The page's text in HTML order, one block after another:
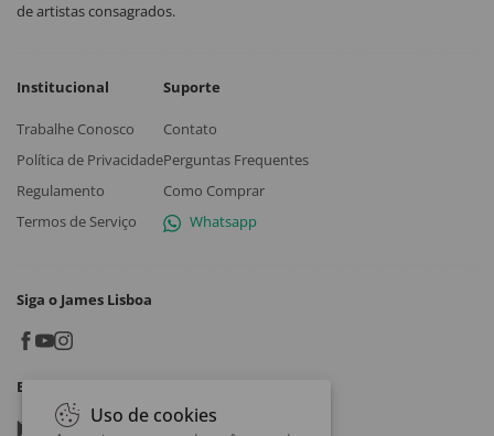
de artistas consagrados.
Institucional
Trabalhe Conosco
Política de Privacidade
Regulamento
Termos de Serviço
Suporte
Contato
Perguntas Frequentes
Como Comprar
Whatsapp
Siga o James Lisboa
Baixe o App
Google play
Uso de cookies